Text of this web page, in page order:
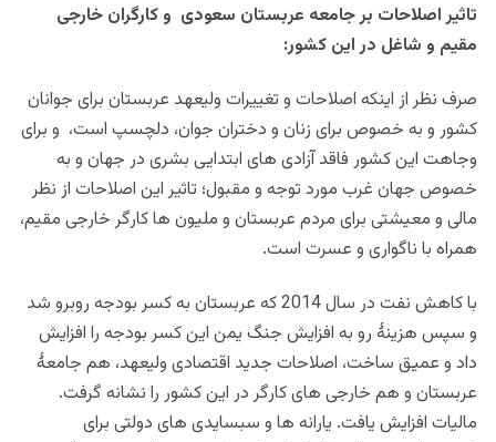
تاثیر اصلاحات بر جامعه عربستان سعودی و کارگران خارجی
مقیم و شاغل در این کشور:
صرف نظر از اینکه اصلاحات و تغییرات ولیعهد عربستان برای جوانان
کشور و به خصوص برای زنان و دختران جوان، دلچسپ است، و برای
وجاهت این کشور فاقد آزادی های ابتدایی بشری در جهان و به
خصوص جهان غرب مورد توجه و مقبول؛ تاثیر این اصلاحات از نظر
مالی و معیشتی برای مردم عربستان و ملیون ها کارگر خارجی مقیم،
همراه با ناگواری و عسرت است.
با کاهش نفت در سال 2014 که عربستان به کسر بودجه روبرو شد
و سپس هزینۀ رو به افزایش جنگ یمن این کسر بودجه را افزایش
داد و عمیق ساخت، اصلاحات جدید اقتصادی ولیعهد، هم جامعۀ
عربستان و هم خارجی های کارگر در این کشور را نشانه گرفت.
مالیات افزایش یافت. یارانه ها و سبسایدی های دولتی برای